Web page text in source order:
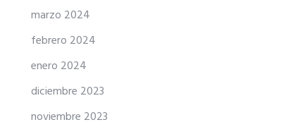
marzo 2024
febrero 2024
enero 2024
diciembre 2023
noviembre 2023